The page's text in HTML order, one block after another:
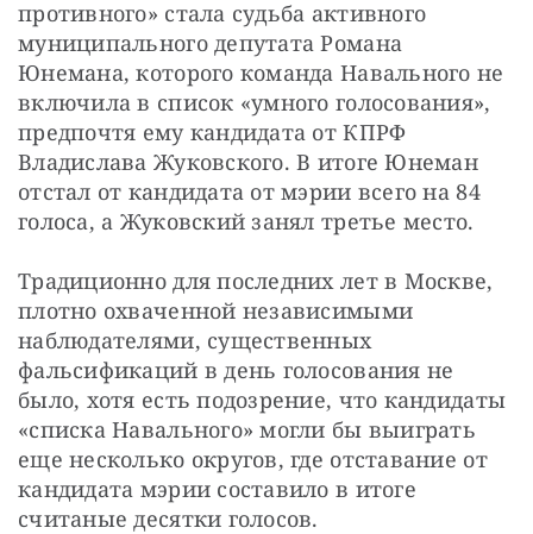
противного» стала судьба активного
муниципального депутата Романа
Юнемана, которого команда Навального не
включила в список «умного голосования»,
предпочтя ему кандидата от КПРФ
Владислава Жуковского. В итоге Юнеман
отстал от кандидата от мэрии всего на 84
голоса, а Жуковский занял третье место.
Традиционно для последних лет в Москве,
плотно охваченной независимыми
наблюдателями, существенных
фальсификаций в день голосования не
было, хотя есть подозрение, что кандидаты
«списка Навального» могли бы выиграть
еще несколько округов, где отставание от
кандидата мэрии составило в итоге
считаные десятки голосов.